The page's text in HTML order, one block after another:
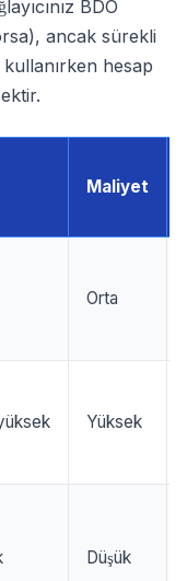
BDO
ancak sürekli
hesap
Maliyet
Orta
Yüksek
Düşük